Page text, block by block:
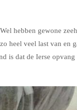
hebben gewone
heel veel last van en
is dat de Ierse